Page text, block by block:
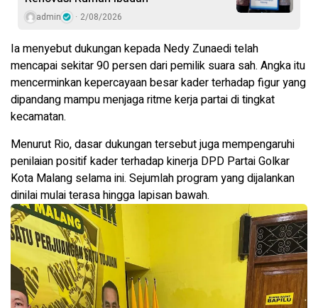
admin 2/08/2026
Ia menyebut dukungan kepada Nedy Zunaedi telah
mencapai sekitar 90 persen dari pemilik suara sah. Angka itu
mencerminkan kepercayaan besar kader terhadap figur yang
dipandang mampu menjaga ritme kerja partai di tingkat
kecamatan.
Menurut Rio, dasar dukungan tersebut juga mempengaruhi
penilaian positif kader terhadap kinerja DPD Partai Golkar
Kota Malang selama ini. Sejumlah program yang dijalankan
dinilai mulai terasa hingga lapisan bawah.